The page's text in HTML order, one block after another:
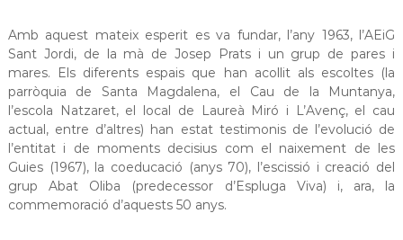
Amb aquest mateix esperit es va fundar, l’any 1963, l’AEiG
Sant Jordi, de la mà de Josep Prats i un grup de pares i
mares. Els diferents espais que han acollit als escoltes (la
parròquia de Santa Magdalena, el Cau de la Muntanya,
l’escola Natzaret, el local de Laureà Miró i L’Avenç, el cau
actual, entre d’altres) han estat testimonis de l’evolució de
l’entitat i de moments decisius com el naixement de les
Guies (1967), la coeducació (anys 70), l’escissió i creació del
grup Abat Oliba (predecessor d’Espluga Viva) i, ara, la
commemoració d’aquests 50 anys.